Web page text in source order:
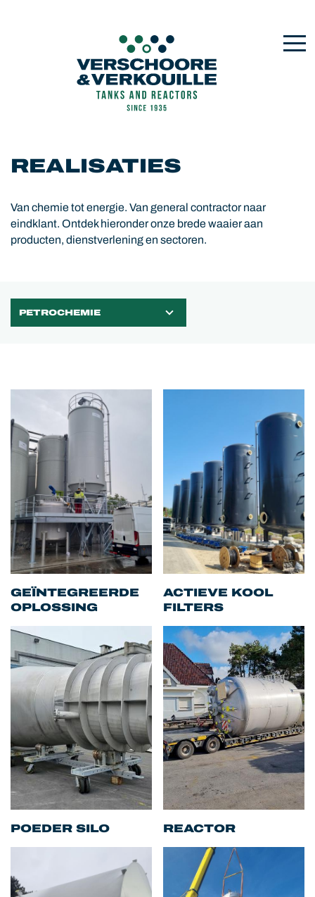
REALISATIES
Van chemie tot energie. Van general contractor naar
eindklant. Ontdek hieronder onze brede waaier aan
producten, dienstverlening en sectoren.
GEÏNTEGREERDE
OPLOSSING
ACTIEVE KOOL
FILTERS
POEDER SILO REACTOR